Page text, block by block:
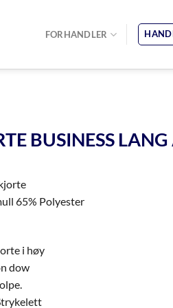
FORHANDLER
BUSINESS
65% Polyester
i høy
dow